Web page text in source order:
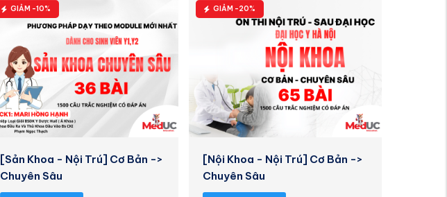
GIẢM -10%
[Sản Khoa - Nội Trú] Cơ Bản ->
Chuyên Sâu
GIẢM -20%
[Nội Khoa - Nội Trú] Cơ Bản ->
Chuyên Sâu